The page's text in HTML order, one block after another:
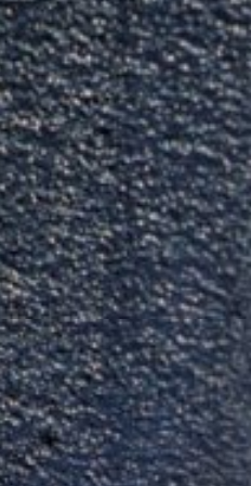
Google verhindern, indem Sie
gaoptout?hl=de
durch Google Analytics
zukünftigen Besuchen dieser
mit Nutzerdaten bei Google
zur
von Google Analytics
von Google betriebenen Seite
mit einem YouTube-Plugin
Server mitgeteilt, welche
Surfverhalten direkt Ihrem
Nutzung von YouTube erfolgt
hoch
MB /MB